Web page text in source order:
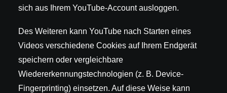
sich aus Ihrem YouTube-Account ausloggen.
Des Weiteren kann YouTube nach Starten eines
Videos verschiedene Cookies auf Ihrem Endgerät
speichern oder vergleichbare
Wiedererkennungstechnologien (z. B. Device-
Fingerprinting) einsetzen. Auf diese Weise kann